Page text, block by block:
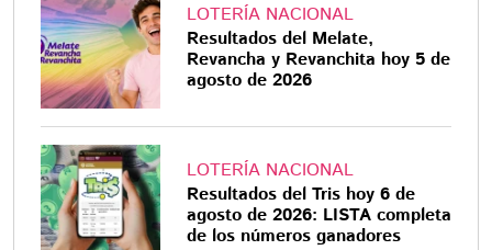
LOTERÍA NACIONAL
Resultados del Melate,
Revancha y Revanchita hoy 5 de
agosto de 2026
LOTERÍA NACIONAL
Resultados del Tris hoy 6 de
agosto de 2026: LISTA completa
de los números ganadores